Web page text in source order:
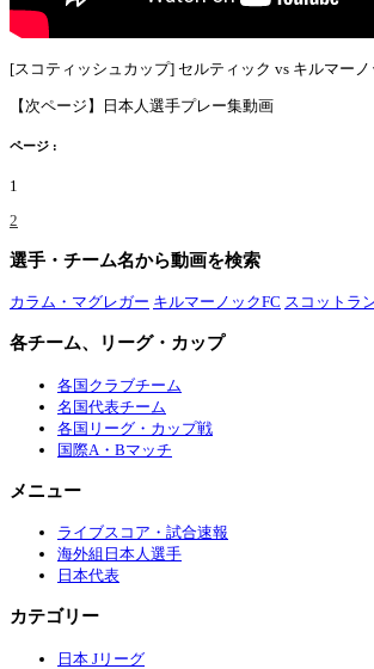
[スコティッシュカップ] セルティック vs キルマー
【次ページ】日本人選手プレー集動画
ページ :
1
2
選手・チーム名から動画を検索
カラム・マグレガー キルマーノックFC スコットラ
各チーム、リーグ・カップ
各国クラブチーム
名国代表チーム
各国リーグ・カップ戦
国際A・Bマッチ
メニュー
ライブスコア・試合速報
海外組日本人選手
日本代表
カテゴリー
日本 Jリーグ